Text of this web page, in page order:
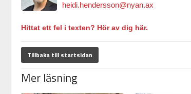
heidi.hendersson@nyan.ax
Hittat ett fel i texten? Hör av dig här.
Tillbaka till startsidan
Mer läsning